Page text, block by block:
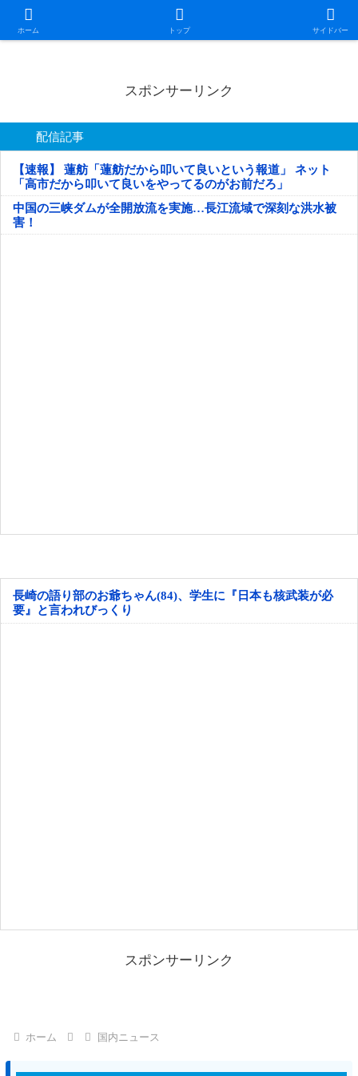
ホーム トップ サイドバー
日本第一！ニュース録
スポンサーリンク
配信記事
【速報】 蓮舫「蓮舫だから叩いて良いという報道」 ネット
「高市だから叩いて良いをやってるのがお前だろ」
中国の三峡ダムが全開放流を実施…長江流域で深刻な洪水被
害！
長崎の語り部のお爺ちゃん(84)、学生に『日本も核武装が必
要』と言われびっくり
スポンサーリンク
ホーム 国内ニュース